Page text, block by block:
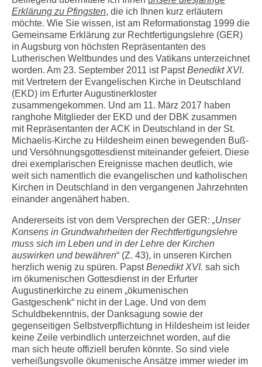
Erklärung zu Pfingsten, die ich Ihnen kurz erläutern
möchte. Wie Sie wissen, ist am Reformationstag 1999 die
Gemeinsame Erklärung zur Rechtfertigungslehre (GER)
in Augsburg von höchsten Repräsentanten des
Lutherischen Weltbundes und des Vatikans unterzeichnet
worden. Am 23. September 2011 ist PapstBenedikt XVI.
mit Vertretern der Evangelischen Kirche in Deutschland
(EKD) im Erfurter Augustinerkloster
zusammengekommen. Und am 11. März 2017 haben
ranghohe Mitglieder der EKD und der DBK zusammen
mit Repräsentanten der ACK in Deutschland in der St.
Michaelis-Kirche zu Hildesheim einen bewegenden Buß-
und Versöhnungsgottesdienst miteinander gefeiert. Diese
drei exemplarischen Ereignisse machen deutlich, wie
weit sich namentlich die evangelischen und katholischen
Kirchen in Deutschland in den vergangenen Jahrzehnten
einander angenähert haben.
Andererseits ist von dem Versprechen der GER: „Unser
Konsens in Grundwahrheiten der Rechtfertigungslehre
muss sich im Leben und in der Lehre der Kirchen
auswirken und bewähren“ (Z. 43), in unseren Kirchen
herzlich wenig zu spüren. PapstBenedikt XVI. sah sich
im ökumenischen Gottesdienst in der Erfurter
Augustinerkirche zu einem „ökumenischen
Gastgeschenk“ nicht in der Lage. Und von dem
Schuldbekenntnis, der Danksagung sowie der
gegenseitigen Selbstverpflichtung in Hildesheim ist leider
keine Zeile verbindlich unterzeichnet worden, auf die
man sich heute offiziell berufen könnte. So sind viele
verheißungsvolle ökumenische Ansätze immer wieder im